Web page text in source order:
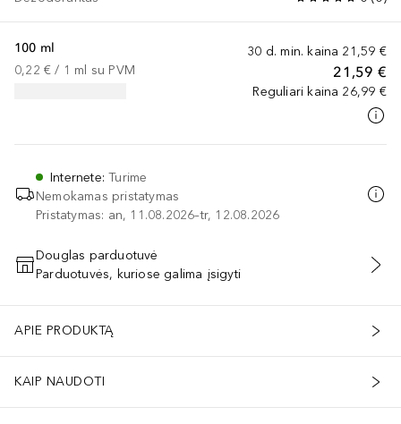
30 d. min. kaina 21,59 €
21,59 €
Reguliari kaina 26,99 €
100 ml
0,22 € / 1 ml su PVM
Internete:Turime
Nemokamas pristatymas
Pristatymas: an, 11.08.2026–tr, 12.08.2026
PRIDĖTI Į KREPŠELĮ
Douglas parduotuvė
Parduotuvės, kuriose galima įsigyti
APIE PRODUKTĄ
KAIP NAUDOTI